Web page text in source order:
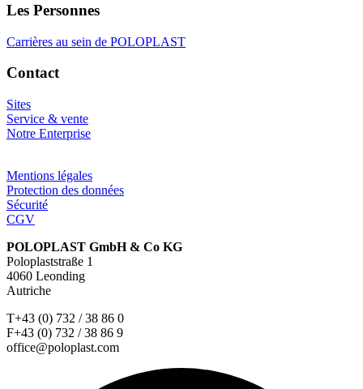
Les Personnes
Carrières au sein de POLOPLAST
Contact
Sites
Service & vente
Notre Enterprise
Mentions légales
Protection des données
Sécurité
CGV
POLOPLAST GmbH & Co KG
Poloplaststraße 1
4060 Leonding
Autriche
T+43 (0) 732 / 38 86 0
F+43 (0) 732 / 38 86 9
office@poloplast.com